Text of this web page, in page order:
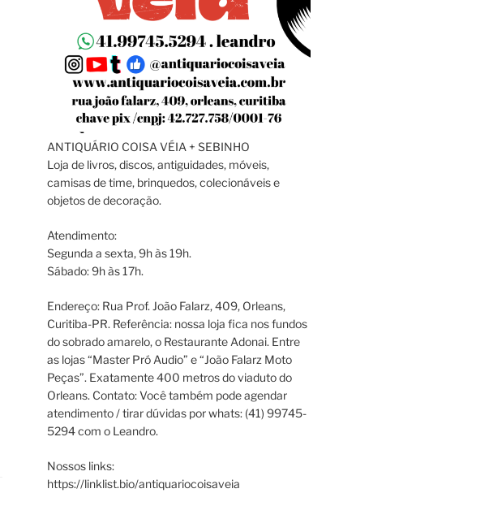
ANTIQUÁRIO COISA VÉIA + SEBINHO
Loja de livros, discos, antiguidades, móveis,
camisas de time, brinquedos, colecionáveis e
objetos de decoração.
Atendimento:
Segunda a sexta, 9h às 19h.
Sábado: 9h às 17h.
Endereço: Rua Prof. João Falarz, 409, Orleans,
Curitiba-PR. Referência: nossa loja fica nos fundos
do sobrado amarelo, o Restaurante Adonai. Entre
as lojas “Master Pró Audio” e “João Falarz Moto
Peças”. Exatamente 400 metros do viaduto do
Orleans. Contato: Você também pode agendar
atendimento / tirar dúvidas por whats: (41) 99745-
5294 com o Leandro.
Nossos links:
https://linklist.bio/antiquariocoisaveia